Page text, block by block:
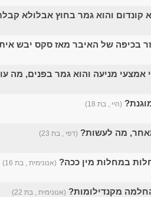
קונדום והוא גמר בחוץ אבלולא
בכיפה של האיבר מאז סקס יבש
אמצעי מניעה והוא גמר בפנים, מה
(היי , בת 18)
מה לעשות? (דפי , בת 23)
במחלות מין ככה? (אנונימית , בת 16)
מקנדילומות? (אנונימית , בת 22)